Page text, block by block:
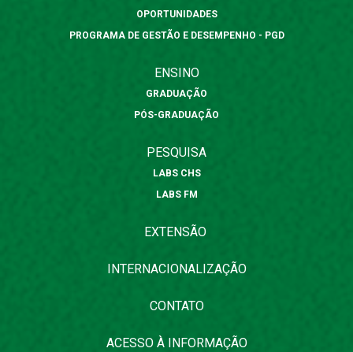
OPORTUNIDADES
PROGRAMA DE GESTÃO E DESEMPENHO - PGD
ENSINO
GRADUAÇÃO
PÓS-GRADUAÇÃO
PESQUISA
LABS CHS
LABS FM
EXTENSÃO
INTERNACIONALIZAÇÃO
CONTATO
ACESSO À INFORMAÇÃO